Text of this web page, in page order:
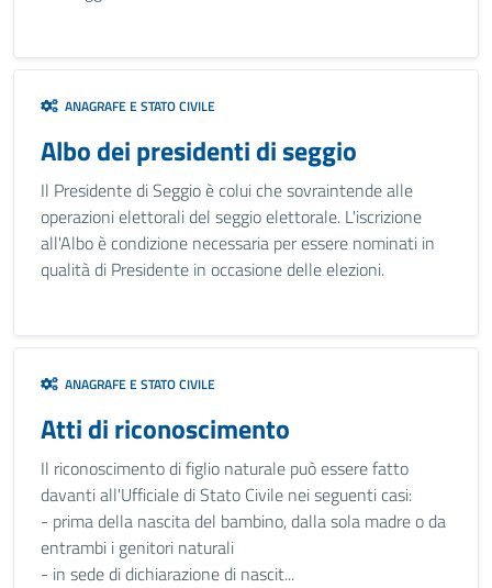
ANAGRAFE E STATO CIVILE
Albo dei presidenti di seggio
Il Presidente di Seggio è colui che sovraintende alle
operazioni elettorali del seggio elettorale. L'iscrizione
all'Albo è condizione necessaria per essere nominati in
qualità di Presidente in occasione delle elezioni.
ANAGRAFE E STATO CIVILE
Atti di riconoscimento
Il riconoscimento di figlio naturale può essere fatto
davanti all'Ufficiale di Stato Civile nei seguenti casi:
- prima della nascita del bambino, dalla sola madre o da
entrambi i genitori naturali
- in sede di dichiarazione di nascit...